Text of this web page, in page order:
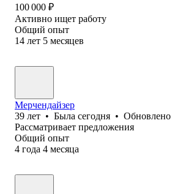
100 000 ₽
Активно ищет работу
Общий опыт
14 лет 5 месяцев
Мерчендайзер
39 лет • Была сегодня • Обновлено
Рассматривает предложения
Общий опыт
4 года 4 месяца